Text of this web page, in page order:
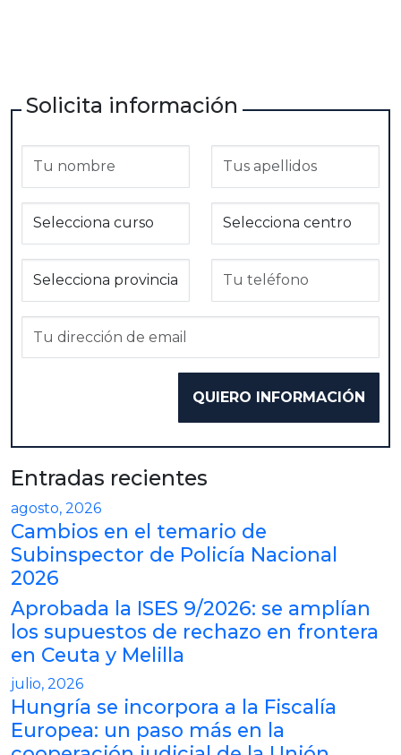
Solicita información
Entradas recientes
agosto, 2026
Cambios en el temario de
Subinspector de Policía Nacional
2026
Aprobada la ISES 9/2026: se amplían
los supuestos de rechazo en frontera
en Ceuta y Melilla
julio, 2026
Hungría se incorpora a la Fiscalía
Europea: un paso más en la